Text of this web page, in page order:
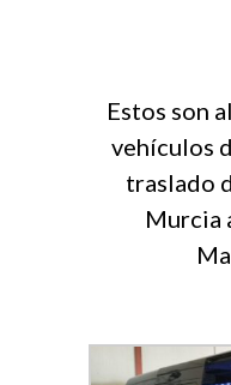
Estos son
vehículos
traslado
Murcia